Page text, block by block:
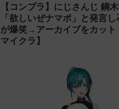
【コンプラ】にじさんじ 鏑
「欲しいぜナマポ」と発言
が爆笑→アーカイブをカット
マイクラ】